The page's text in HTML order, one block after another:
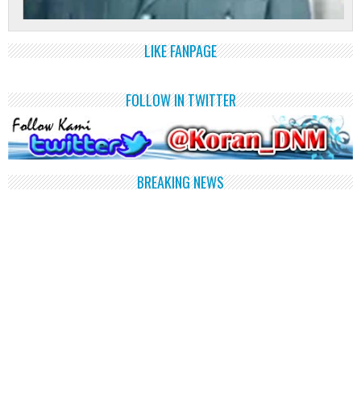
LIKE FANPAGE
FOLLOW IN TWITTER
BREAKING NEWS